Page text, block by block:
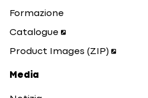
Formazione
Catalogue
Product Images (ZIP)
Media